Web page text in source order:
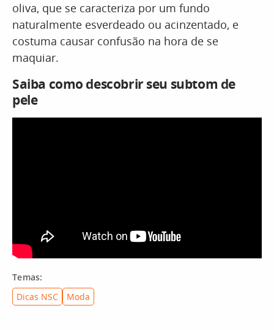
oliva, que se caracteriza por um fundo
naturalmente esverdeado ou acinzentado, e
costuma causar confusão na hora de se
maquiar.
Saiba como descobrir seu subtom de
pele
Temas:
Dicas NSC
Moda